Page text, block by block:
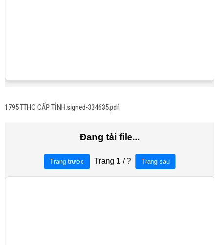
1795 TTHC CẤP TỈNH.signed-334635.pdf